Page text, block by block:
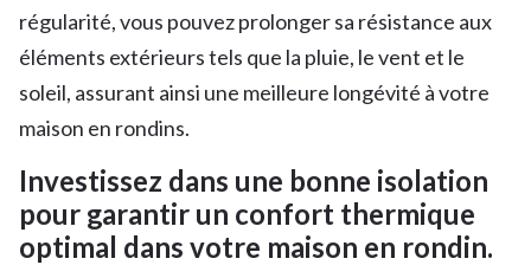
régularité, vous pouvez prolonger sa résistance aux
éléments extérieurs tels que la pluie, le vent et le
soleil, assurant ainsi une meilleure longévité à votre
maison en rondins.
Investissez dans une bonne isolation
pour garantir un confort thermique
optimal dans votre maison en rondin.